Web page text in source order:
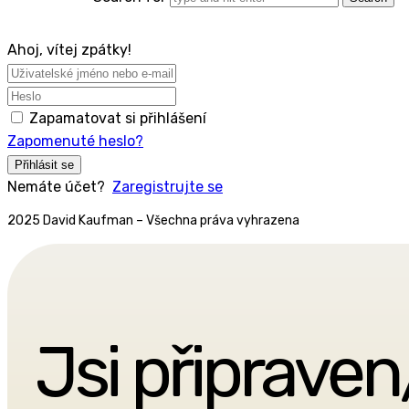
Ahoj, vítej zpátky!
Zapamatovat si přihlášení
Zapomenuté heslo?
Přihlásit se
Nemáte účet? Zaregistrujte se
2025 David Kaufman – Všechna práva vyhrazena
Jsi